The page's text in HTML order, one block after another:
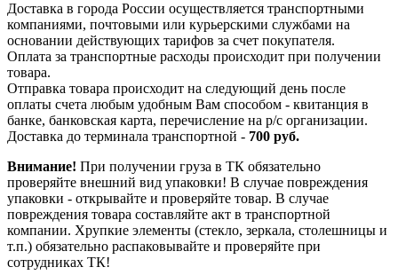
Доставка в города России осуществляется транспортными
компаниями, почтовыми или курьерскими службами на
основании действующих тарифов за счет покупателя.
Оплата за транспортные расходы происходит при получении
товара.
Отправка товара происходит на следующий день после
оплаты счета любым удобным Вам способом - квитанция в
банке, банковская карта, перечисление на р/с организации.
Доставка до терминала транспортной - 700 руб.
Внимание! При получении груза в ТК обязательно
проверяйте внешний вид упаковки! В случае повреждения
упаковки - открывайте и проверяйте товар. В случае
повреждения товара составляйте акт в транспортной
компании. Хрупкие элементы (стекло, зеркала, столешницы и
т.п.) обязательно распаковывайте и проверяйте при
сотрудниках ТК!